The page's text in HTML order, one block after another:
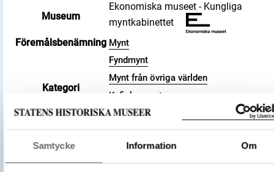
Samtycke Information Om
Museum
Ekonomiska museet - Kungliga
myntkabinettet
Föremålsbenämning Mynt
Kategori
Fyndmynt
Mynt från övriga världen
Kufiska mynt
Arkeologisk samling
Valör
dirham
Material
Silver
Storlek
Vikt 2.96 g